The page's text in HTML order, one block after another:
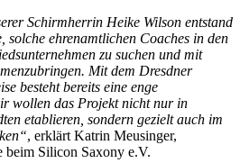
Schirmherrin Heike Wilson entstand
solche ehrenamtlichen Coaches in den
zu suchen und mit
Mit dem Dresdner
besteht bereits eine enge
wollen das Projekt nicht nur in
etablieren, sondern gezielt auch im
, erklärt Katrin Meusinger,
beim Silicon Saxony e.V.